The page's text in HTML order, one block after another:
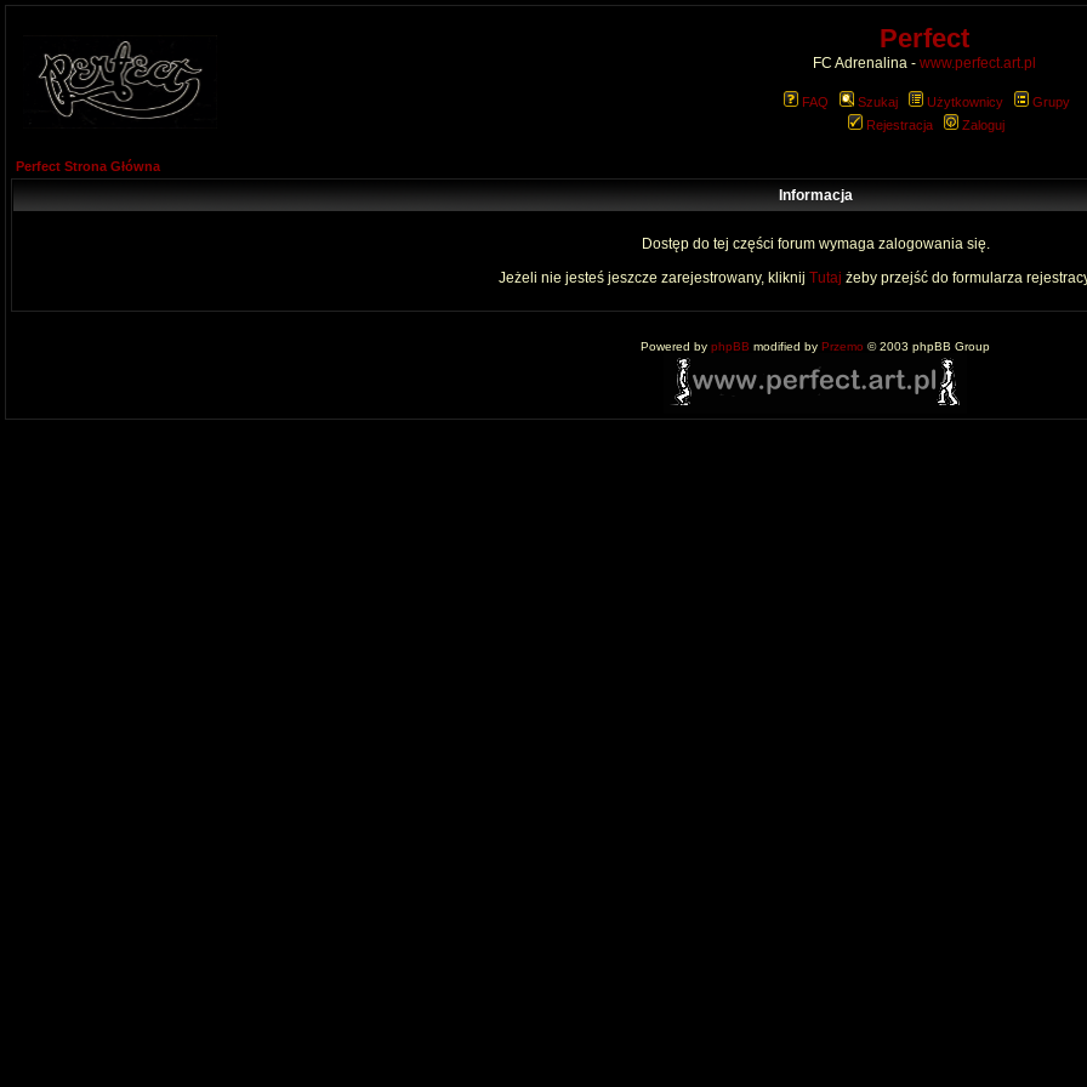
Perfect
FC Adrenalina - www.perfect.art.pl
FAQ Szukaj Użytkownicy
Grupy
Rejestracja
Zaloguj
Perfect Strona Główna
Informacja
Dostęp do tej części forum wymaga zalogowania się.
Jeżeli nie jesteś jeszcze zarejestrowany, kliknij Tutaj żeby przejść do formularza
Powered by phpBB modified by Przemo © 2003 phpBB Group